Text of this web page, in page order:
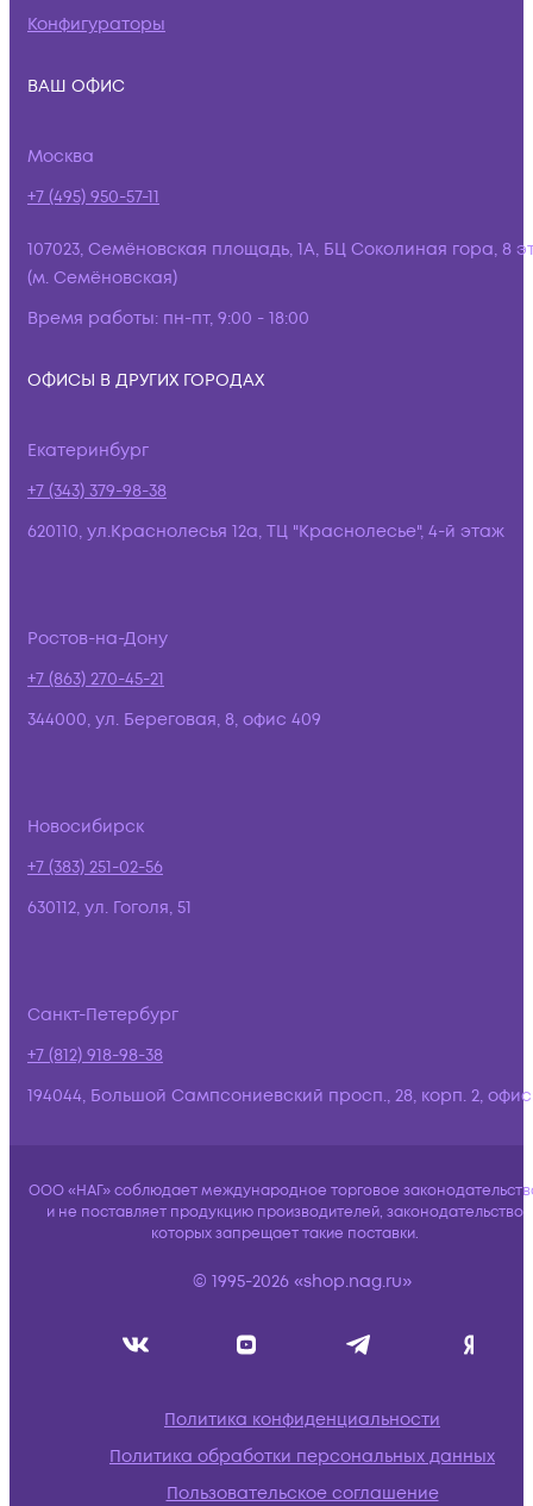
Конфигураторы
ВАШ ОФИС
Москва
+7 (495) 950-57-11
107023, Семёновская площадь, 1А, БЦ Соколиная гора, 8
(м. Семёновская)
Время работы: пн-пт, 9:00 - 18:00
ОФИСЫ В ДРУГИХ ГОРОДАХ
Екатеринбург
+7 (343) 379-98-38
620110, ул.Краснолесья 12а, ТЦ "Краснолесье", 4-й этаж
Ростов-на-Дону
+7 (863) 270-45-21
344000, ул. Береговая, 8, офис 409
Новосибирск
+7 (383) 251-02-56
630112, ул. Гоголя, 51
Санкт-Петербург
+7 (812) 918-98-38
194044, Большой Сампсониевский просп., 28, корп. 2,
ООО «НАГ» соблюдает международное торговое
и не поставляет продукцию производителей, законодательство
которых запрещает такие поставки.
© 1995-2026 «shop.nag.ru»
Политика конфиденциальности
Политика обработки персональных данных
Пользовательское соглашение